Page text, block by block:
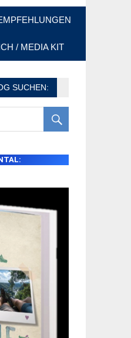
/ MEDIA KIT
SUCHEN: